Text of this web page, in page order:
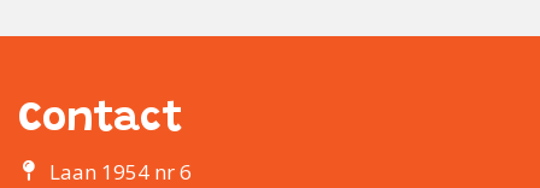
Contact
Laan 1954 nr 6